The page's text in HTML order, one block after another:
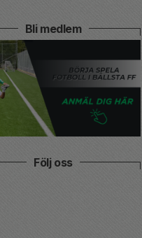
Bli medlem
Följ oss